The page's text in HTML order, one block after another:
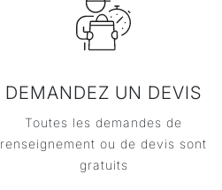
DEMANDEZ UN DEVIS
Toutes les demandes de
renseignement ou de devis sont
gratuits